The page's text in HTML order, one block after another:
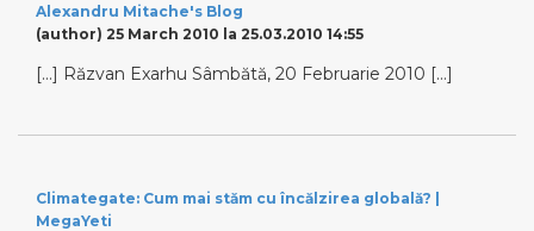
Alexandru Mitache's Blog
(author) 25 March 2010 la 25.03.2010 14:55
[…] Răzvan Exarhu Sâmbătă, 20 Februarie 2010 […]
Climategate: Cum mai stăm cu încălzirea globală? |
MegaYeti